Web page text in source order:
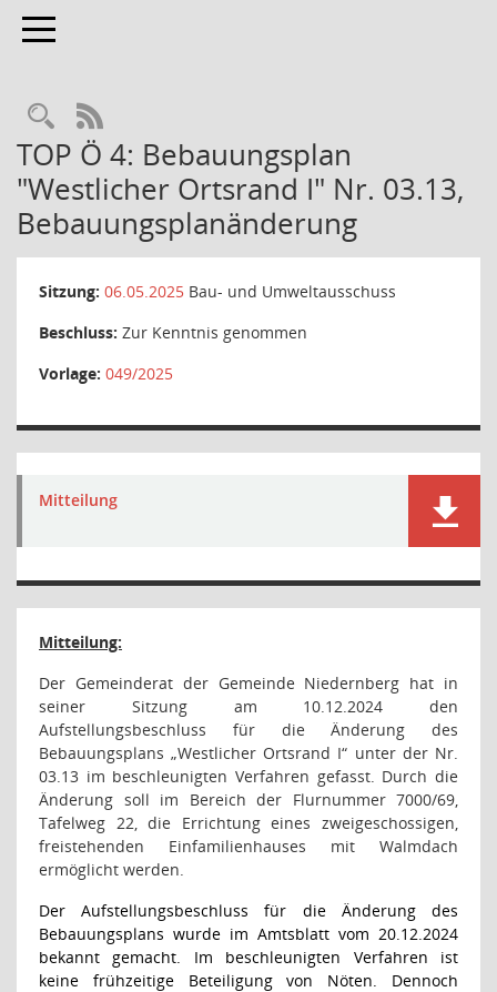
Toggle navigation
Rechercheauswahl
RSS-Feed
TOP Ö 4: Bebauungsplan
"Westlicher Ortsrand I" Nr. 03.13,
Bebauungsplanänderung
Sitzung: 06.05.2025 Bau- und Umweltausschuss
Beschluss: Zur Kenntnis genommen
Vorlage: 049/2025
Mitteilung
Mitteilung:
Der Gemeinderat der Gemeinde Niedernberg hat in
seiner Sitzung am 10.12.2024 den
Aufstellungsbeschluss für die Änderung des
Bebauungsplans „Westlicher Ortsrand I“ unter der Nr.
03.13 im beschleunigten Verfahren gefasst. Durch die
Änderung soll im Bereich der Flurnummer 7000/69,
Tafelweg 22, die Errichtung eines zweigeschossigen,
freistehenden Einfamilienhauses mit Walmdach
ermöglicht werden.
Der Aufstellungsbeschluss für die Änderung des
Bebauungsplans wurde im Amtsblatt vom 20.12.2024
bekannt gemacht. Im beschleunigten Verfahren ist
keine frühzeitige Beteiligung von Nöten. Dennoch